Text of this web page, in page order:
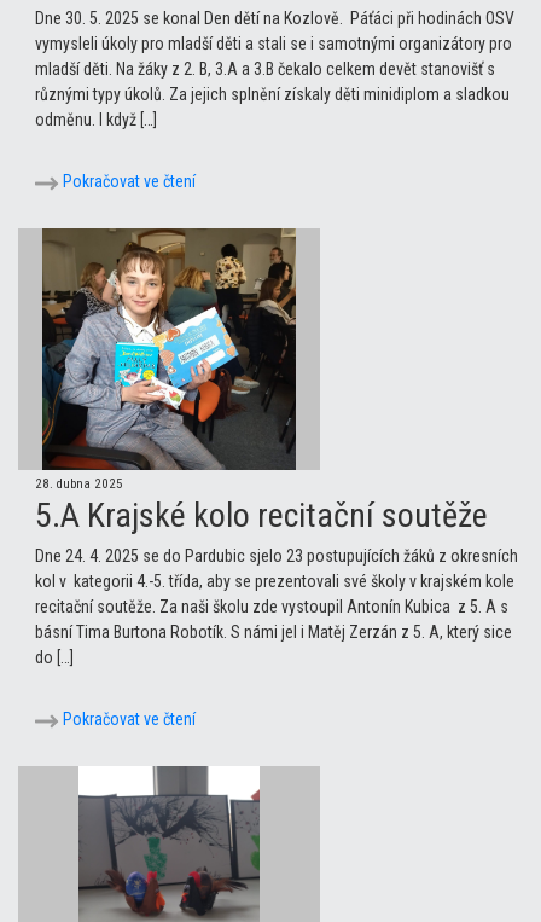
Dne 30. 5. 2025 se konal Den dětí na Kozlově. Páťáci při hodinách OSV
vymysleli úkoly pro mladší děti a stali se i samotnými organizátory pro
mladší děti. Na žáky z 2. B, 3.A a 3.B čekalo celkem devět stanovišť s
různými typy úkolů. Za jejich splnění získaly děti minidiplom a sladkou
odměnu. I když […]
Pokračovat ve čtení
28. dubna 2025
5.A Krajské kolo recitační soutěže
Dne 24. 4. 2025 se do Pardubic sjelo 23 postupujících žáků z okresních
kol v kategorii 4.-5. třída, aby se prezentovali své školy v krajském kole
recitační soutěže. Za naši školu zde vystoupil Antonín Kubica z 5. A s
básní Tima Burtona Robotík. S námi jel i Matěj Zerzán z 5. A, který sice
do […]
Pokračovat ve čtení